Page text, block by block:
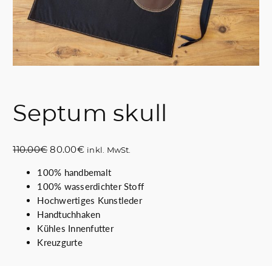
Septum skull
110.00€ U
s
p
r
ü
n
g
80.00€A
t
u
e
l
l
inkl. MwSt.
100% handbemalt
100% wasserdichter Stoff
Hochwertiges Kunstleder
Handtuchhaken
Kühles Innenfutter
Kreuzgurte